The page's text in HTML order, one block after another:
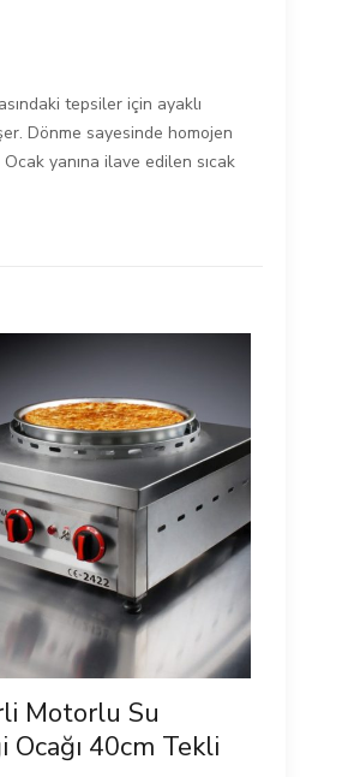
tepsiler için ayaklı
Dönme sayesinde homojen
yanına ilave edilen sıcak
Motorlu Su
Ocağı 40cm Tekli